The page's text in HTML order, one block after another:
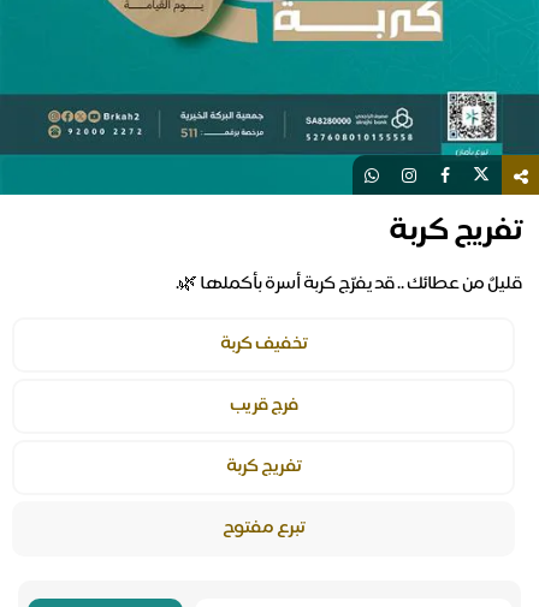
تفريج كربة
قليلٌ من عطائك .. قد يفرّج كربة أسرة بأكملها 🌿.
تخفيف كربة
فرج قريب
تفريج كربة
تبرع مفتوح